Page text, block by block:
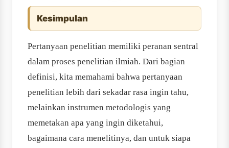
Kesimpulan
Pertanyaan penelitian memiliki peranan sentral
dalam proses penelitian ilmiah. Dari bagian
definisi, kita memahami bahwa pertanyaan
penelitian lebih dari sekadar rasa ingin tahu,
melainkan instrumen metodologis yang
memetakan apa yang ingin diketahui,
bagaimana cara menelitinya, dan untuk siapa